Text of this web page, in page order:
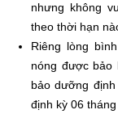
nhưng không
theo thời hạn
Riêng lòng
nóng được bảo
bảo dưỡng
định kỳ 06 tháng